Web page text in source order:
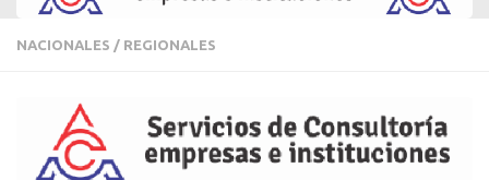
NACIONALES / REGIONALES